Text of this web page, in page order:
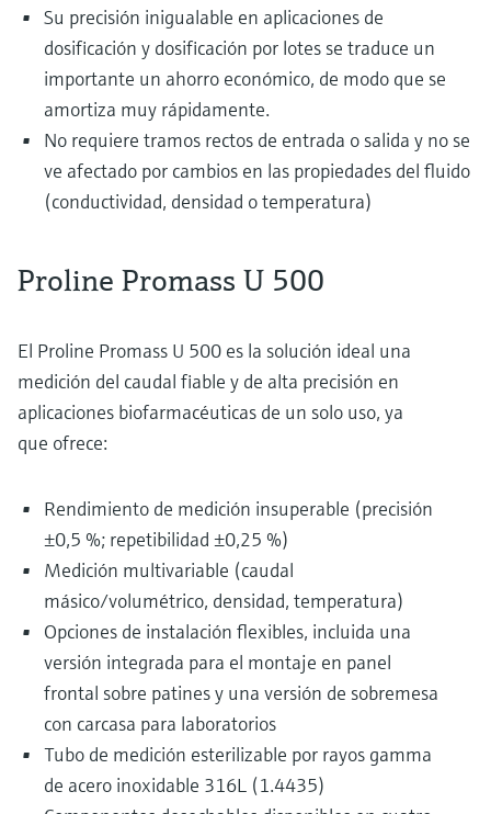
Su precisión inigualable en aplicaciones de
dosificación y dosificación por lotes se traduce un
importante un ahorro económico, de modo que se
amortiza muy rápidamente.
No requiere tramos rectos de entrada o salida y no se
ve afectado por cambios en las propiedades del fluido
(conductividad, densidad o temperatura)
Proline Promass U 500
El Proline Promass U 500 es la solución ideal una
medición del caudal fiable y de alta precisión en
aplicaciones biofarmacéuticas de un solo uso, ya
que ofrece:
Rendimiento de medición insuperable (precisión
±0,5 %; repetibilidad ±0,25 %)
Medición multivariable (caudal
másico/volumétrico, densidad, temperatura)
Opciones de instalación flexibles, incluida una
versión integrada para el montaje en panel
frontal sobre patines y una versión de sobremesa
con carcasa para laboratorios
Tubo de medición esterilizable por rayos gamma
de acero inoxidable 316L (1.4435)